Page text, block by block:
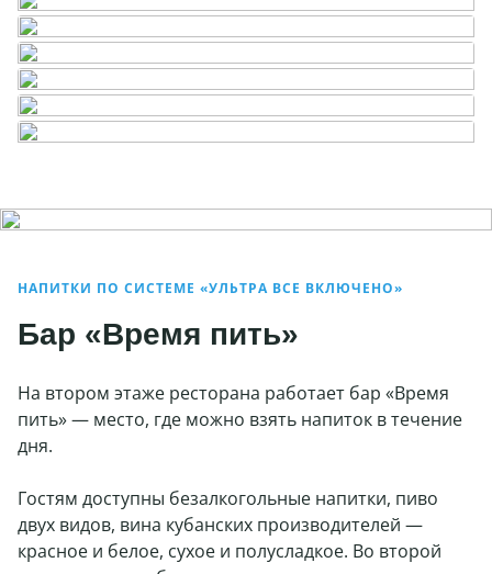
НАПИТКИ ПО СИСТЕМЕ «УЛЬТРА ВСЕ ВКЛЮЧЕНО»
Бар «Время пить»
На втором этаже ресторана работает бар «Время
пить» — место, где можно взять напиток в течение
дня.
Гостям доступны безалкогольные напитки, пиво
двух видов, вина кубанских производителей —
красное и белое, сухое и полусладкое. Во второй